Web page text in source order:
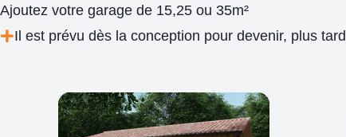
Ajoutez votre garage de 15,25 ou 35m²
Il est prévu dès la conception pour devenir, plus